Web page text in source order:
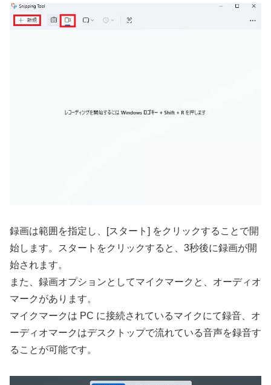
録画は範囲を指定し、[スタート] をクリックすることで開
始します。スタートをクリックすると、3秒後に録画が開
始されます。
また、録画オプションとしてマイクマークと、オーディオ
マークがあります。
マイクマークは PC に接続されているマイクにて録音、オ
ーディオマークはデスクトップで流れている音声を録音す
ることが可能です。